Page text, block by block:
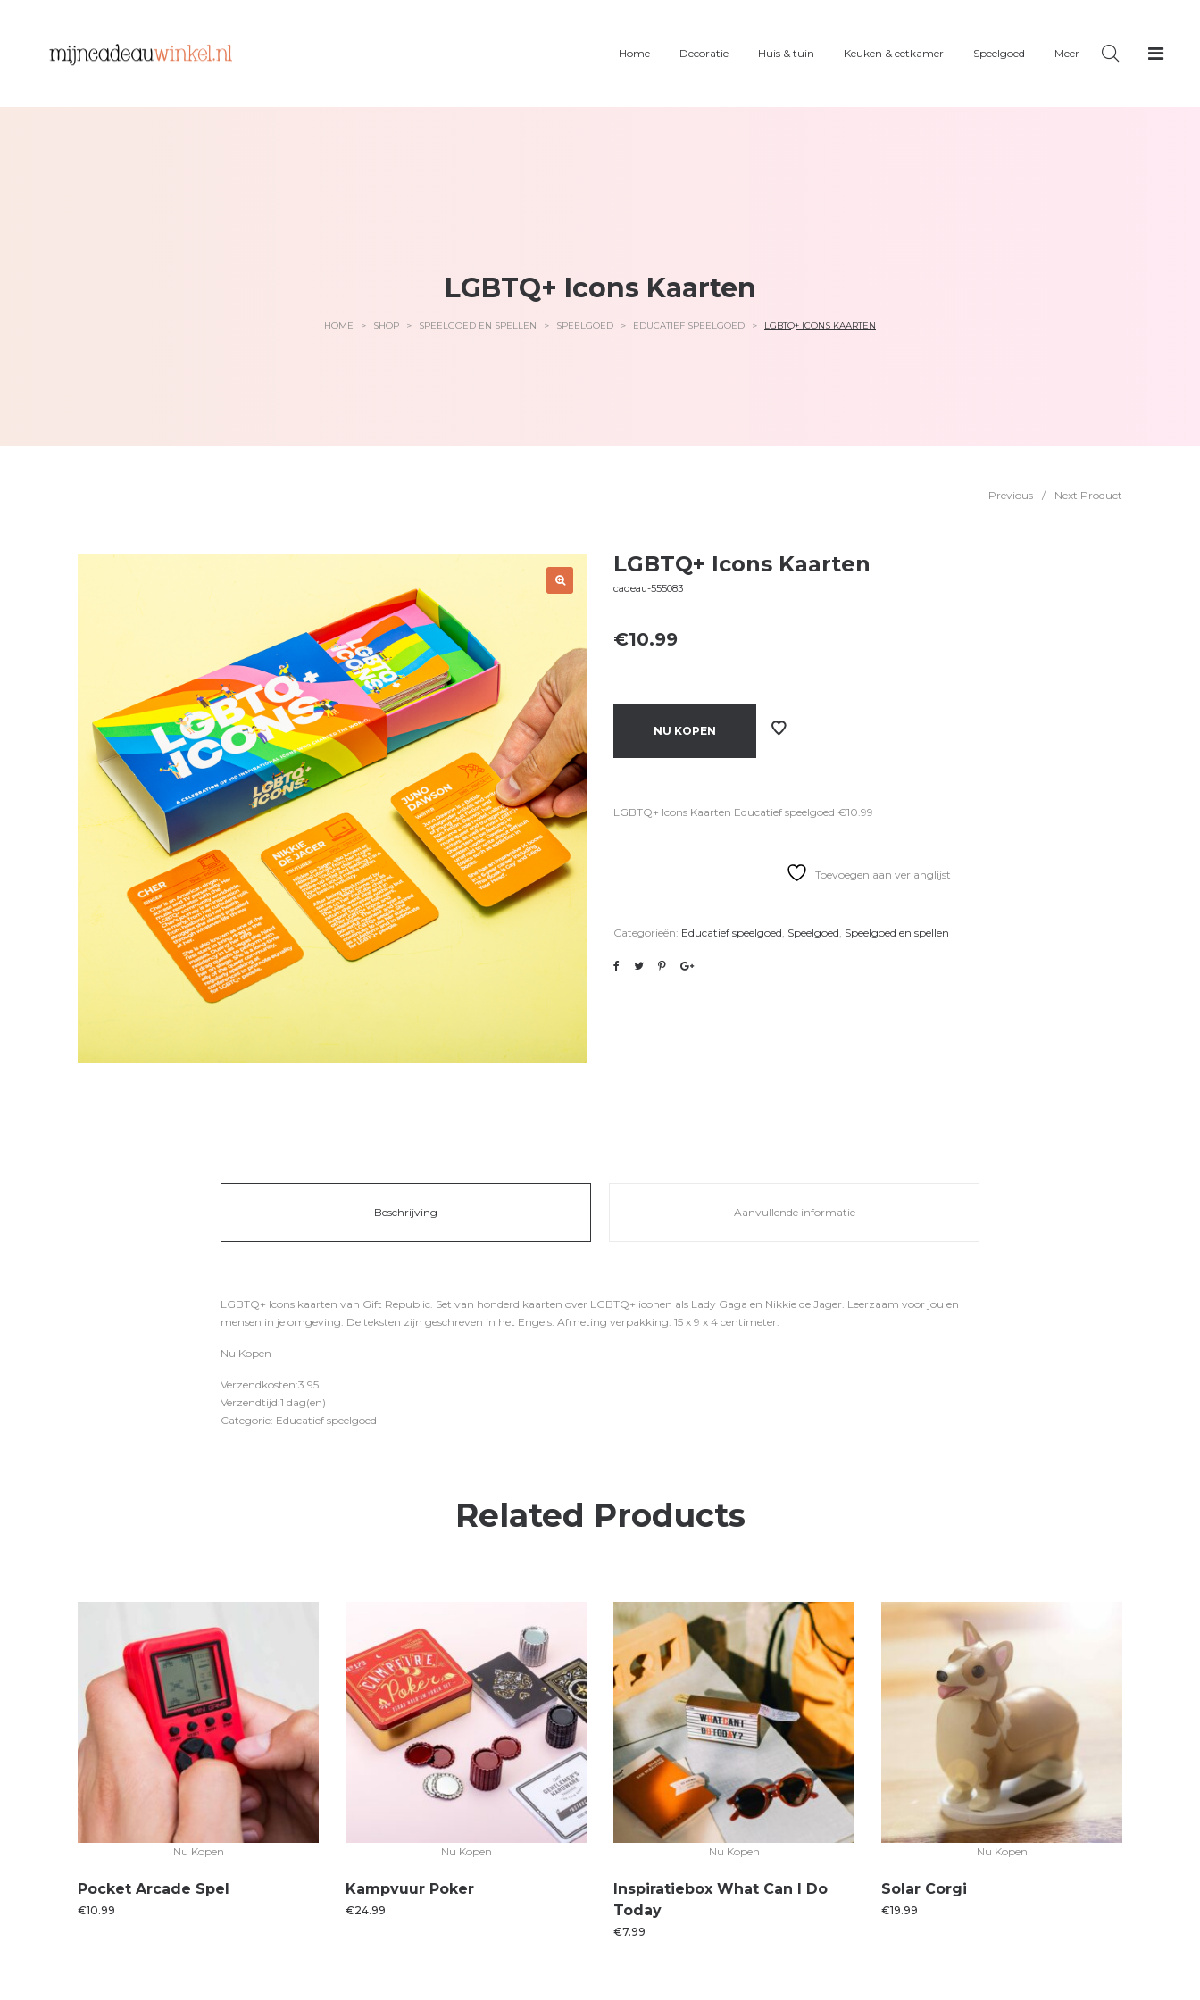
Home Decoratie Huis & tuin Keuken & eetkamer Speelgoed Meer
LGBTQ+ Icons Kaarten
HOME > SHOP > SPEELGOED EN SPELLEN > SPEELGOED > EDUCATIEF SPEELGOED > LGBTQ+ ICONS KAARTEN
Previous / Next Product
LGBTQ+ Icons Kaarten
cadeau-555083
€10.99
NU KOPEN
LGBTQ+ Icons Kaarten Educatief speelgoed €10.99
Toevoegen aan verlanglijst
Categorieën: Educatief speelgoed, Speelgoed, Speelgoed en spellen
Beschrijving Aanvullende informatie
LGBTQ+ Icons kaarten van Gift Republic. Set van honderd kaarten over LGBTQ+ iconen als Lady Gaga en Nikkie de Jager. Leerzaam voor jou en
mensen in je omgeving. De teksten zijn geschreven in het Engels. Afmeting verpakking: 15 x 9 x 4 centimeter.
Nu Kopen
Verzendkosten:3.95
Verzendtijd:1 dag(en)
Categorie: Educatief speelgoed
Related Products
Nu Kopen
Pocket Arcade Spel
€10.99
Nu Kopen
Kampvuur Poker
€24.99
Nu Kopen
Inspiratiebox What Can I Do
Today
€7.99
Nu Kopen
Solar Corgi
€19.99